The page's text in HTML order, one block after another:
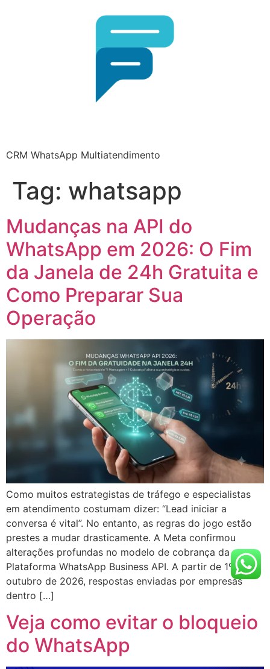
CRM WhatsApp Multiatendimento
Tag: whatsapp
Mudanças na API do
WhatsApp em 2026: O Fim
da Janela de 24h Gratuita e
Como Preparar Sua
Operação
Como muitos estrategistas de tráfego e especialistas
em atendimento costumam dizer: “Lead iniciar a
conversa é vital”. No entanto, as regras do jogo estão
prestes a mudar drasticamente. A Meta confirmou
alterações profundas no modelo de cobrança da
Plataforma WhatsApp Business API. A partir de 1º de
outubro de 2026, respostas enviadas por empresas
dentro […]
Veja como evitar o bloqueio
do WhatsApp